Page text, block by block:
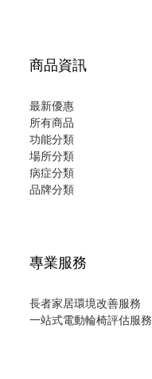
商品資訊
最新優惠
所有商品
功能分類
場所分類
病症分類
品牌分類
專業服務
長者家居環境改善服務
一站式電動輪椅評估服務